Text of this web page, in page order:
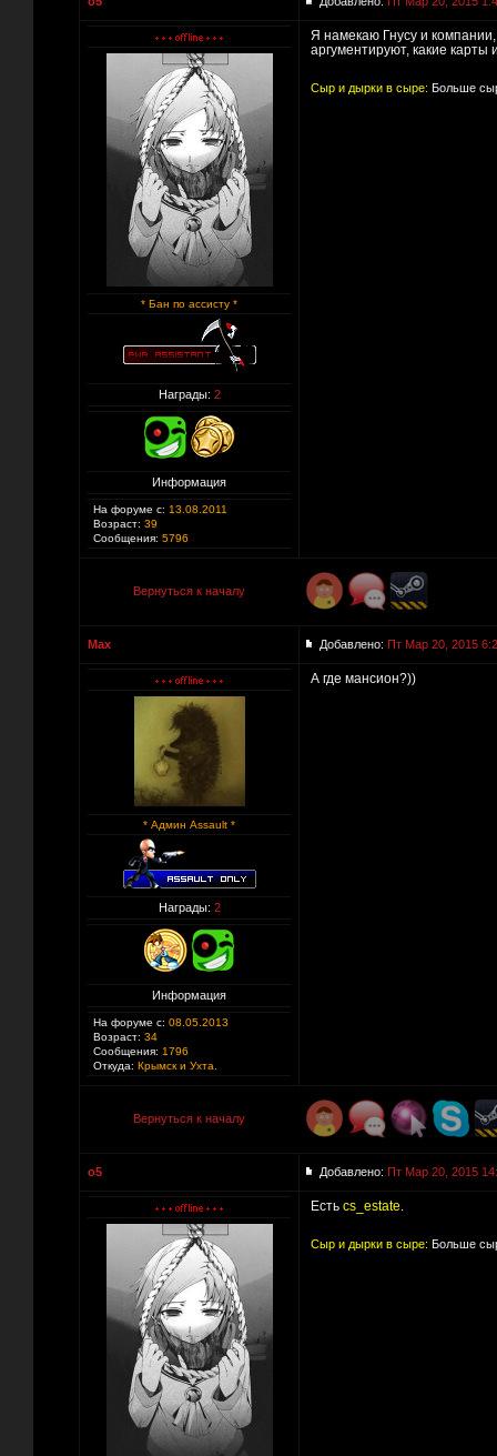
* Бан по ассисту *
Награды: 2
Информация
На форуме с: 13.08.2011
Возраст: 39
Сообщения: 5796
Я намекаю Гнусу и компании,
аргументируют, какие
Сыр и дырки в сыре: Больше
Вернуться к началу
Max Добавлено: Пт Мар 20, 2015
* Админ Assault *
Награды: 2
Информация
На форуме с: 08.05.2013
Возраст: 34
Сообщения: 1796
Откуда: Крымск и Ухта.
А где мансион?))
Вернуться к началу
o5 Добавлено: Пт Мар 20, 2015
Есть cs_estate.
Сыр и дырки в сыре: Больше